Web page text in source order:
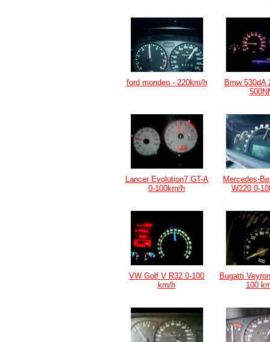
ford mondeo - 220km/h
Bmw 530dA
Lancer Evolution7 GT-A
0-100km/h
Mercedes-
W220 0-
VW Golf V R32 0-100
km/h
Bugatti
100